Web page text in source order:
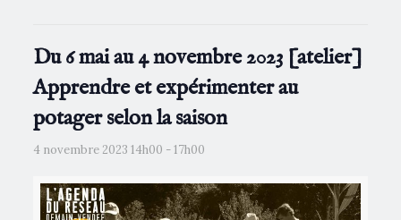
Du 6 mai au 4 novembre 2023 [atelier]
Apprendre et expérimenter au
potager selon la saison
4 novembre 2023 14h00 -17h00